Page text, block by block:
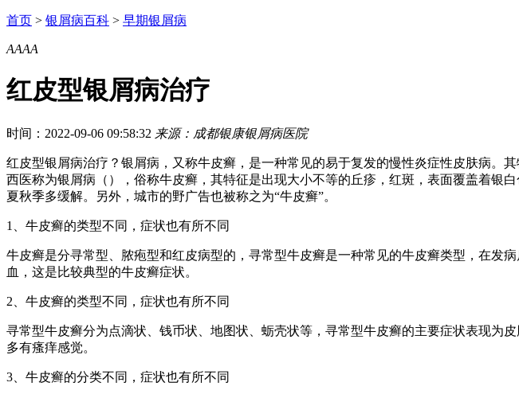
首页 > 银屑病百科 > 早期银屑病
AAAA
红皮型银屑病治疗
时间：2022-09-06 09:58:32 来源：成都银康银屑病医院
红皮型银屑病治疗？银屑病，又称牛皮癣，是一种常见的易于复发的慢性炎症性皮肤病。
西医称为银屑病（），俗称牛皮癣，其特征是出现大小不等的丘疹，红斑，表面覆盖着银
夏秋季多缓解。另外，城市的野广告也被称之为“牛皮癣”。
1、牛皮癣的类型不同，症状也有所不同
牛皮癣是分寻常型、脓疱型和红皮病型的，寻常型牛皮癣是一种常见的牛皮癣类型，在发
血，这是比较典型的牛皮癣症状。
2、牛皮癣的类型不同，症状也有所不同
寻常型牛皮癣分为点滴状、钱币状、地图状、蛎壳状等，寻常型牛皮癣的主要症状表现为
多有瘙痒感觉。
3、牛皮癣的分类不同，症状也有所不同